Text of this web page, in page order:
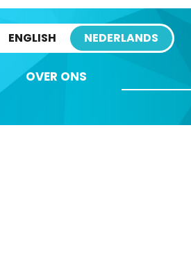
ENGLISH NEDERLANDS
OVER ONS